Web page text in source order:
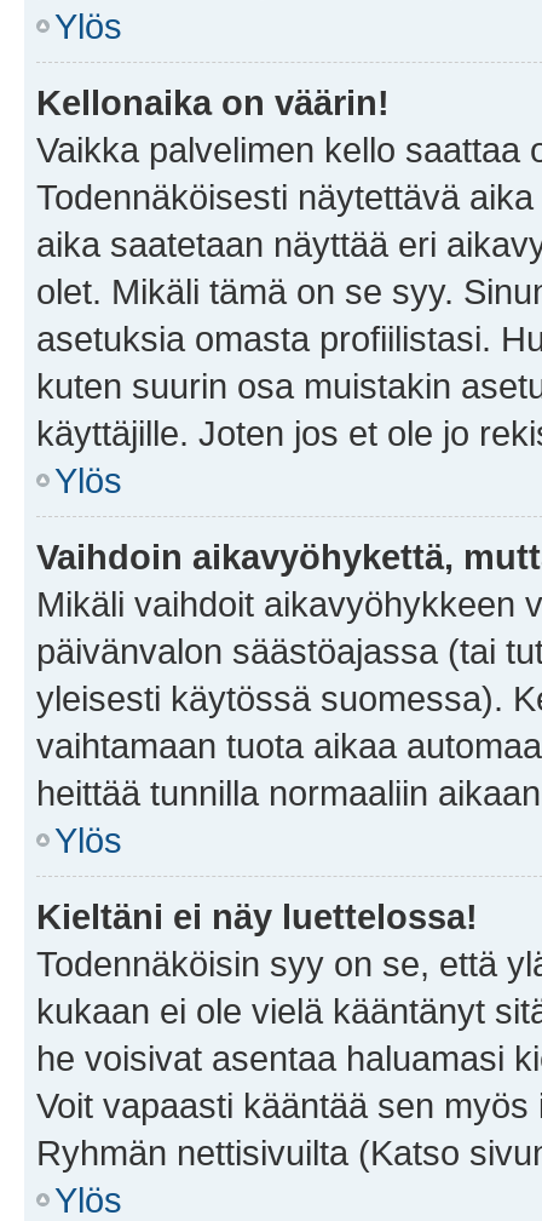
Ylös
Kellonaika on väärin!
Vaikka palvelimen kello saattaa
Todennäköisesti näytettävä
aika saatetaan näyttää eri
olet. Mikäli tämä on se syy.
asetuksia omasta profiilistasi.
kuten suurin osa muistakin
käyttäjille. Joten jos et ole jo
Ylös
Vaihdoin aikavyöhykettä,
Mikäli vaihdoit aikavyöhykkeen
päivänvalon säästöajassa (tai
yleisesti käytössä suomessa).
vaihtamaan tuota aikaa
heittää tunnilla normaaliin
Ylös
Kieltäni ei näy luettelossa!
Todennäköisin syy on se, että
kukaan ei ole vielä kääntänyt
he voisivat asentaa haluamasi
Voit vapaasti kääntää sen
Ryhmän nettisivuilta (Katso
Ylös